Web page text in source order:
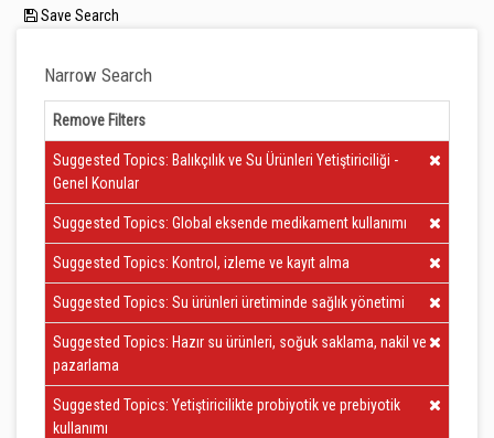
Save Search
Narrow Search
Remove Filters
Clear Filter
Suggested Topics: Balıkçılık ve Su Ürünleri Yetiştiriciliği -
Genel Konular
Clear Filter
Suggested Topics: Global eksende medikament kullanımı
Clear Filter
Suggested Topics: Kontrol, izleme ve kayıt alma
Clear Filter
Suggested Topics: Su ürünleri üretiminde sağlık yönetimi
Clear Filter
Suggested Topics: Hazır su ürünleri, soğuk saklama, nakil ve
pazarlama
Clear Filter
Suggested Topics: Yetiştiricilikte probiyotik ve prebiyotik
kullanımı